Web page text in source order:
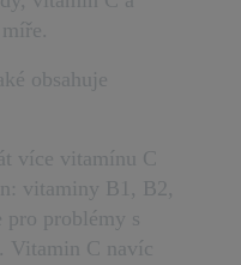
obsahuje
více vitamínu C
vitaminy B1, B2,
problémy s
Vitamin C navíc